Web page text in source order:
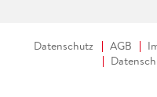
Datenschutz AGB